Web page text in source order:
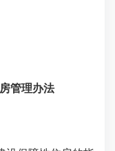
管理办法